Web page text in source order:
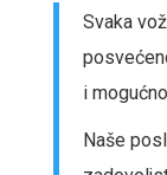
Svaka
i
Naše